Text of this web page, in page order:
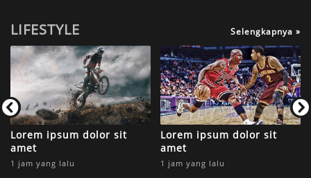
LIFESTYLE Selengkapnya »
Lorem ipsum dolor sit
amet
1 jam yang lalu
Lorem ipsum dolor sit
amet
1 jam yang lalu